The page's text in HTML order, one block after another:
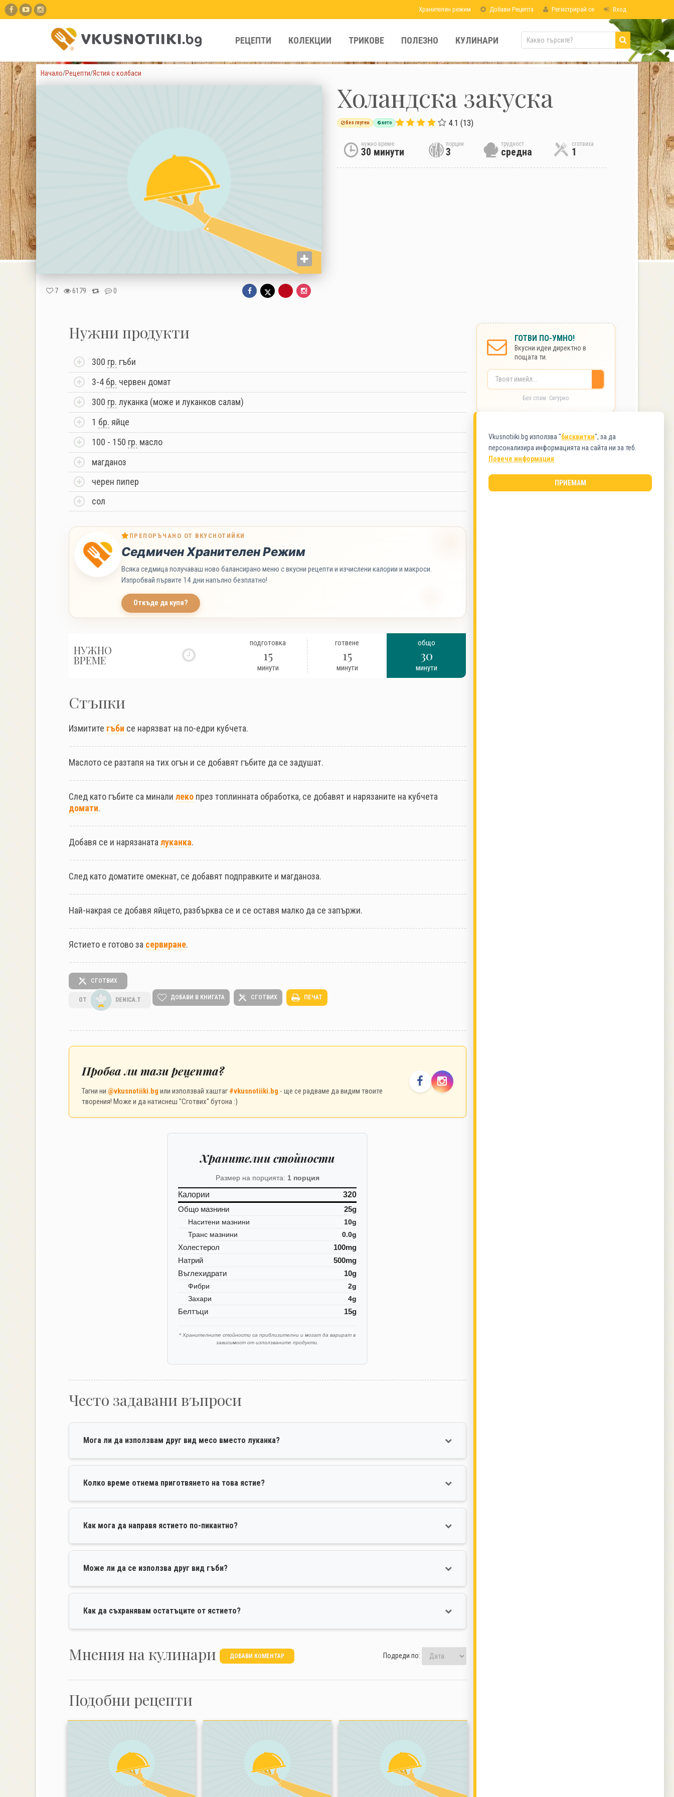
Хранителен режим Добави Рецепта Регистрирай се Вход
РЕЦЕПТИ КОЛЕКЦИИ ТРИКОВЕ ПОЛЕЗНО КУЛИНАРИ
Начало/Рецепти/Ястия с колбаси
7 6179 0
Холандска закуска
без глутен кето 4.1 (13)
нужно време
30 минути
порции
3
трудност
средна
сготвиха
1
Нужни продукти
300 гр. гъби
3-4 бр. червен домат
300 гр. луканка (може и луканков салам)
1 бр. яйце
100 - 150 гр. масло
магданоз
черен пипер
сол
ПРЕПОРЪЧАНО ОТ ВКУСНОТИЙКИ
Седмичен Хранителен Режим
Всяка седмица получаваш ново балансирано меню с вкусни рецепти и изчислени калории и макроси.
Изпробвай първите 14 дни напълно безплатно!
Откъде да купя?
НУЖНО
ВРЕМЕ
подготовка
15
минути
готвене
15
минути
общо
30
минути
Стъпки
Измитите гъби се нарязват на по-едри кубчета.
Маслото се разтапя на тих огън и се добавят гъбите да се задушат.
След като гъбите са минали леко през топлинната обработка, се добавят и нарязаните на кубчета
домати.
Добавя се и нарязаната луканка.
След като доматите омекнат, се добавят подправките и магданоза.
Най-накрая се добавя яйцето, разбърква се и се оставя малко да се запържи.
Ястието е готово за сервиране.
СГОТВИХ
ОТ DENICA.T ДОБАВИ В КНИГАТА СГОТВИХ ПЕЧАТ
Пробва ли тази рецепта?
Тагни ни @vkusnotiiki.bg или използвай хаштаг #vkusnotiiki.bg - ще се радваме да видим твоите
творения! Може и да натиснеш "Сготвих" бутона :)
Хранителни стойности
Размер на порцията: 1 порция
Калории
320
Общо мазнини
25g
Наситени мазнини
10g
Транс мазнини
0.0g
Холестерол
100mg
Натрий
500mg
Въглехидрати
10g
Фибри
2g
Захари
4g
Белтъци 15g
* Хранителните стойности са приблизителни и могат да варират в
зависимост от използваните продукти.
Често задавани въпроси
Мога ли да използвам друг вид месо вместо луканка?
Колко време отнема приготвянето на това ястие?
Как мога да направя ястието по-пикантно?
Може ли да се използва друг вид гъби?
Как да съхранявам остатъците от ястието?
Mнения на кулинари ДОБАВИ КОМЕНТАР Подреди по:
Подобни рецепти
ГОТВИ ПО-УМНО!
Вкусни идеи директно в
пощата ти.
Без спам. Сигурно.
КАТЕГОРИИ
Ястия с колбаси
Vkusnotiiki.bg използва "бисквитки", за да
персонализира информацията на сайта ни за теб.
Повече информация
ПРИЕМАМ